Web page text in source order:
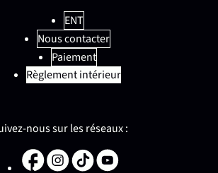
ENT
Nous contacter
Paiement
Règlement intérieur
nous sur les réseaux :